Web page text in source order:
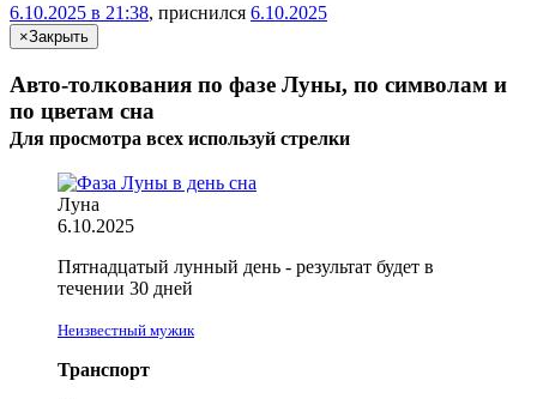
6.10.2025 в 21:38, приснился 6.10.2025
×Закрыть
Авто-толкования по фазе Луны, по символам и
по цветам сна
Для просмотра всех используй стрелки
Луна
6.10.2025
Пятнадцатый лунный день - результат будет в
течении 30 дней
Неизвестный мужик
Транспорт